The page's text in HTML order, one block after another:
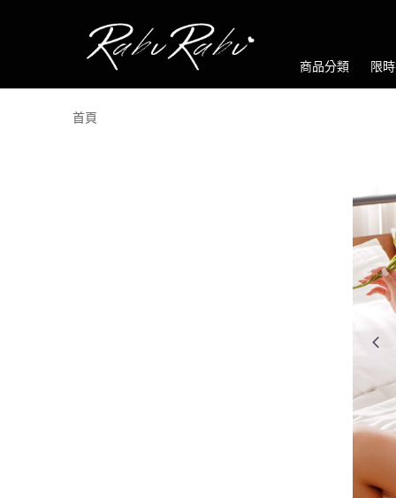
商品分類 限
首頁